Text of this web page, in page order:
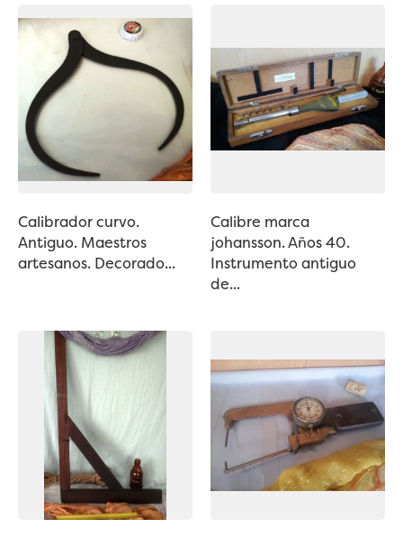
Calibrador curvo.
Antiguo. Maestros
artesanos. Decorado...
Calibre marca
johansson. Años 40.
Instrumento antiguo
de...